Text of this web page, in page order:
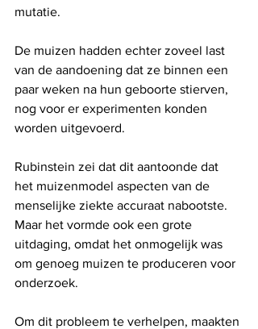
mutatie.
De muizen hadden echter zoveel last
van de aandoening dat ze binnen een
paar weken na hun geboorte stierven,
nog voor er experimenten konden
worden uitgevoerd.
Rubinstein zei dat dit aantoonde dat
het muizenmodel aspecten van de
menselijke ziekte accuraat nabootste.
Maar het vormde ook een grote
uitdaging, omdat het onmogelijk was
om genoeg muizen te produceren voor
onderzoek.
Om dit probleem te verhelpen, maakten